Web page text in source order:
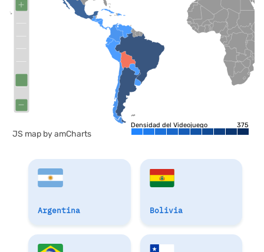
Densidad del Videojuego 375
JS map by amCharts
Argentina Bolivia